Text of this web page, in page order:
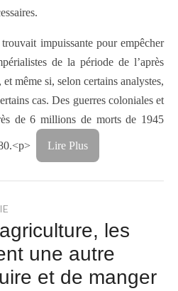
impuissante pour empêcher
de la période de l’après
même si, selon certains analystes,
cas. Des guerres coloniales et
de 6 millions de morts de 1945
Lire Plus
les
une autre
et de manger